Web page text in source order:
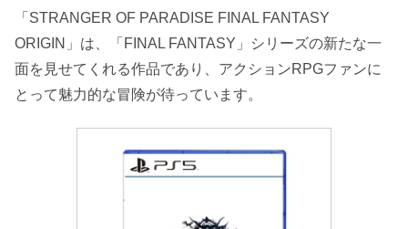
「STRANGER OF PARADISE FINAL FANTASY
ORIGIN」は、「FINAL FANTASY」シリーズの新たな一
面を見せてくれる作品であり、アクションRPGファンに
とって魅力的な冒険が待っています。